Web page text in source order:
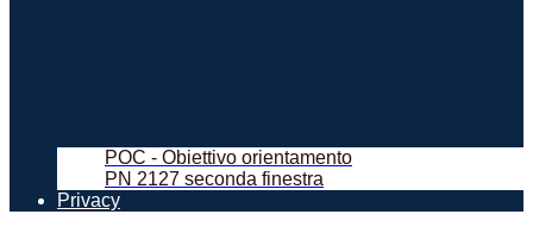
POC - Obiettivo orientamento
PN 2127 seconda finestra
Privacy